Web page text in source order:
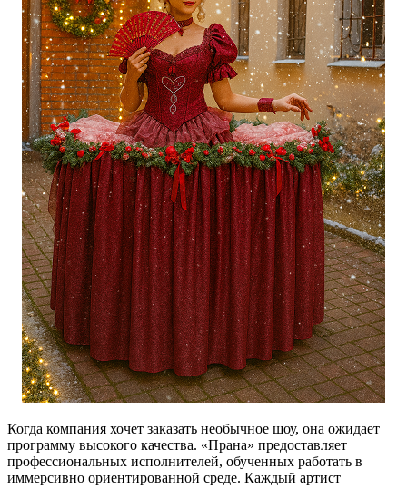
Когда компания хочет заказать необычное шоу, она ожидает
программу высокого качества. «Прана» предоставляет
профессиональных исполнителей, обученных работать в
иммерсивно ориентированной среде. Каждый артист